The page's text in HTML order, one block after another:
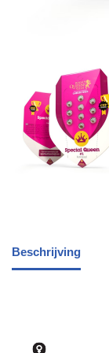
Beschrijving